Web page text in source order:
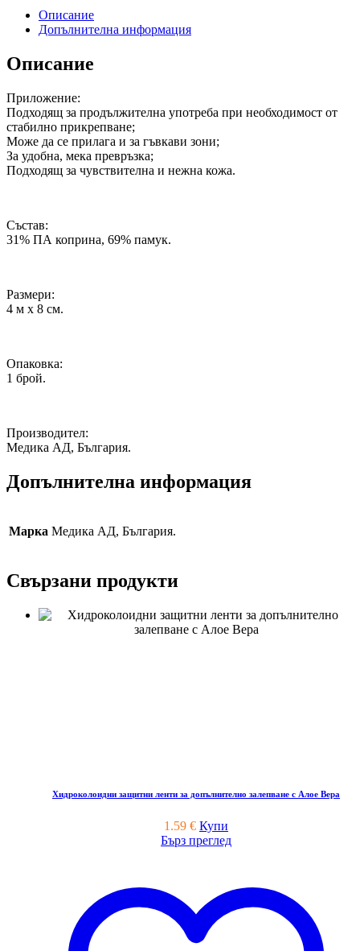
Описание
Допълнителна информация
Описание
Приложение:
Подходящ за продължителна употреба при необходимост от
стабилно прикрепване;
Може да се прилага и за гъвкави зони;
За удобна, мека превръзка;
Подходящ за чувствителна и нежна кожа.
Състав:
31% ПА коприна, 69% памук.
Размери:
4 м х 8 см.
Опаковка:
1 брой.
Производител:
Медика АД, България.
Допълнителна информация
Марка Медика АД, България.
Свързани продукти
Хидроколоидни защитни ленти за допълнително залепване с Алое Вера
1.59 € Купи
Бърз преглед